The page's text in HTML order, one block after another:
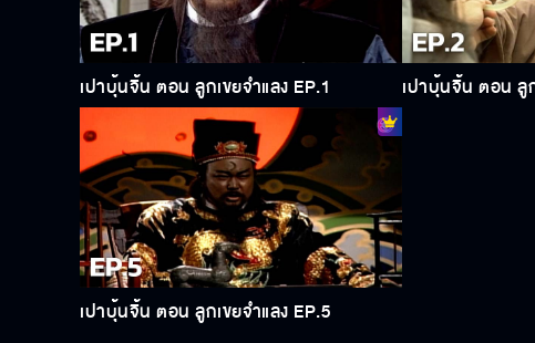
ลวนลาม เขาลุแก่โทสะ จึงฆ่านักเลงนั้น ท่านเปาตัดสินลงโทษหวังคุณโดยส่งไ
พรุ่งนี้ถ้าขึ้นศาลแล้ว เขาจะเสียเปรียบ นางจดเรื่องราวสมัยนางตอนเด็กเอา
นางก็บ่ายเบี่ยงว่าดูไม่ออก ท่านเปาให้ทั้งคู่เป่าเพลงที่เคยเล่นกันตอนสมัยเด็ก
เฉี่ยวอี้ ก็ยิ่งมีท่าทีปกป้องหวังต๊ะ ทำให้ท่านเปาต้องเลิกศาลกลางคันแล้วเชิญ
คนแรกนั้นเป็นตัวปลอมแต่เพราะอะไรลูกสาวถึงปกป้องนั่นเป็นเรื่องที่ต้องสื
คนร้าย พร้อมทั้งข่มขู่จะเปิดโปง แต่เฉี่ยวอี้ ไม่กลัว นางบอกว่าหากนางยืนกรา
ก่อน เด็กน้อยบอกว่าหากหลิวเทียนเผิง ตัวจริงได้เป็นพี่เขยคงตีเขาตาย เฉี่ย
นายอำเภอหวงว่าหวังต๊ะ ชิงกำไลหยก มาสวมรอยเขาเพื่อหาทางแก้แค้น ห
เพื่อขัดขวางไม่ให้หลิวเทียนเผิงแต่งงานกับเฉี่ยวอี้ ระหว่างที่สองพี่น้องคุยกันนั้
นายอำเภอหวงด้วยความห่วงใย หมอบอกถ้าพ้นคืนนี้ไปได้ ก็อาจมีหวังรอด เฉี่
เจิ้นเซิน มาหลอก หลิวเทียนเผิงว่าหากหาอาวุธไม่พบก็ยังไม่ถือว่าหวังต๊ะ เป็
ให้หวังต๊ะกลับตัว แต่หวังเจียวพี่สาวก็ต้องให้ความร่วมมือด้วย เมื่อท่านเปาเบิ
คืน จึงจ้างนักเลงไปดักฆ่าเขาระหว่างทางเขาพลัดตกเขา แต่ก็รอดมาได้ เมื่
เปาบุ้นจิ้น ตอน ลูกเขยจำแลง EP.1 เปาบุ้นจิ้น ตอน ลู
เปาบุ้นจิ้น ตอน ลูกเขยจำแลง EP.5